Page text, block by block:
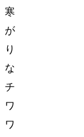
寒
が
り
な
チ
ワ
ワ